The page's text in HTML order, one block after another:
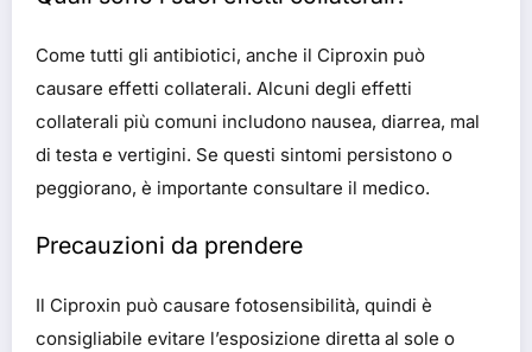
Come tutti gli antibiotici, anche il Ciproxin può
causare effetti collaterali. Alcuni degli effetti
collaterali più comuni includono nausea, diarrea, mal
di testa e vertigini. Se questi sintomi persistono o
peggiorano, è importante consultare il medico.
Precauzioni da prendere
Il Ciproxin può causare fotosensibilità, quindi è
consigliabile evitare l’esposizione diretta al sole o